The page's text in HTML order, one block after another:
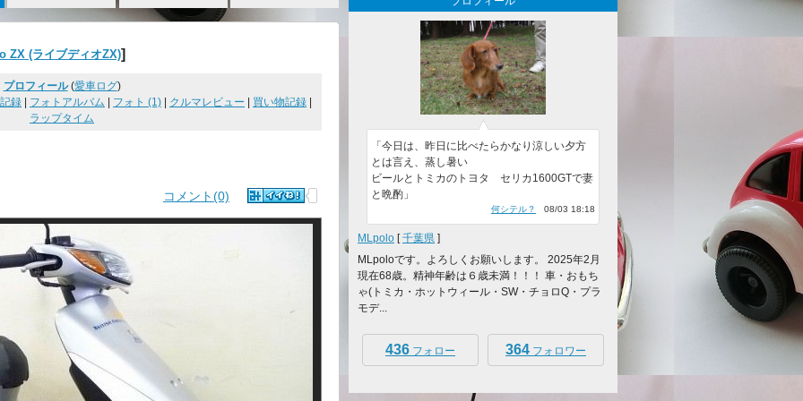
ZX (ライブディオZX)]
プロフィール(愛車ログ)
録
フォトアルバム フォト (1) クルマレビュー 買い物記録
ラップタイム
コメント(0)
「今日は、昨日に比べたらかなり涼しい夕方
とは言え、蒸し暑い
ビールとトミカのトヨタ セリカ1600GTで妻
と晩酌」
何シテル？ 08/03 18:18
MLpolo [千葉県 ]
MLpoloです。よろしくお願いします。 2025年2月
現在68歳。精神年齢は６歳未満！！！ 車・おもち
ゃ(トミカ・ホットウィール・SW・チョロQ・プラ
モデ...
436 フォロー 364 フォロワー